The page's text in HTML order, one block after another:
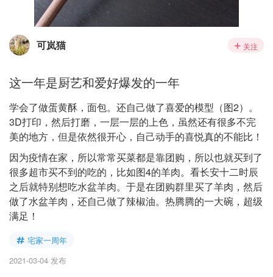
可岚猫 关注
这一年是厨艺和爱好爆发的一年
学会了做蛋黄酥，面包。还自己做了喜爱的模型（图2）。
3D打印，然后打磨，一层一层的上色，虽然还有很多不完
美的地方，但是依然很开心，自己动手的喜悦真的不能比！
因为疫情在家，所以常常买菜都是靠团购，所以也就买到了
很多超市买不到的吃的，比如图4的羊肉。看长安十二时辰
之后就特别想吃水盆羊肉。于是在团购群里买了羊肉，然后
做了水盆羊肉，还自己做了辣椒油。热腾腾的一大碗，超级
满足！
宅家一周年
2021-03-04 发布